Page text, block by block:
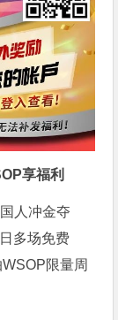
享福利
人冲金夺
多场免费
限量周